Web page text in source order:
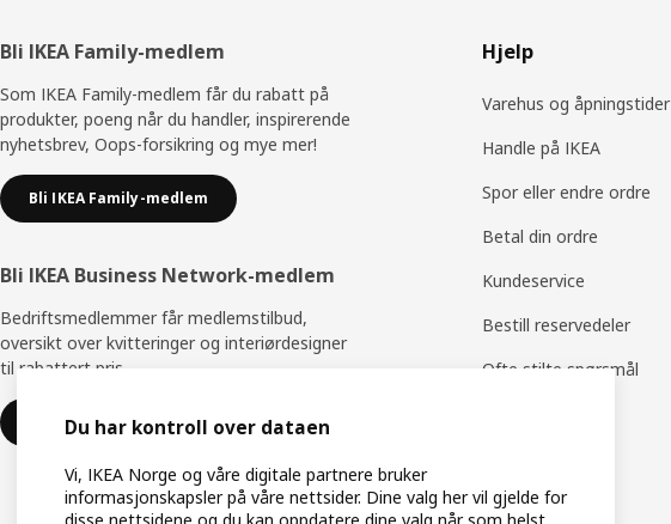
Bunntekst
Bli IKEA Family-medlem
Som IKEA Family-medlem får du rabatt på
produkter, poeng når du handler, inspirerende
nyhetsbrev, Oops-forsikring og mye mer!
Bli IKEA Family-medlem
Bli IKEA Business Network-medlem
Bedriftsmedlemmer får medlemstilbud,
oversikt over kvitteringer og interiørdesigner
til rabattert pris.
Bli bedriftsmedlem
Hjelp
Varehus og åpningstider
Handle på IKEA
Spor eller endre ordre
Betal din ordre
Kundeservice
Bestill reservedeler
Ofte stilte spørsmål
Produktsikkerhet
Du har kontroll over dataen
Vi, IKEA Norge og våre digitale partnere bruker
informasjonskapsler på våre nettsider. Dine valg her vil gjelde for